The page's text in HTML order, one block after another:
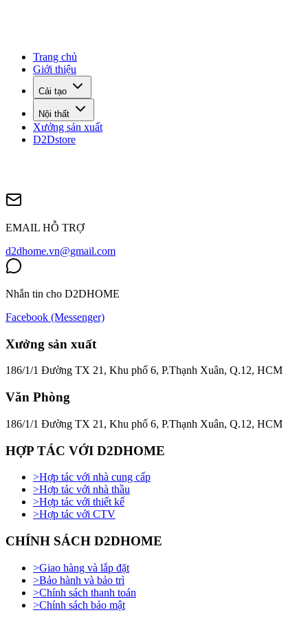
Trang chủ
Giới thiệu
Cải tạo
Nội thất
Xưởng sản xuất
D2Dstore
EMAIL HỖ TRỢ
d2dhome.vn@gmail.com
Nhắn tin cho D2DHOME
Facebook (Messenger)
Xưởng sản xuất
186/1/1 Đường TX 21, Khu phố 6, P.Thạnh Xuân, Q.12, HCM
Văn Phòng
186/1/1 Đường TX 21, Khu phố 6, P.Thạnh Xuân, Q.12, HCM
HỢP TÁC VỚI D2DHOME
>Hợp tác với nhà cung cấp
>Hợp tác với nhà thầu
>Hợp tác với thiết kế
>Hợp tác với CTV
CHÍNH SÁCH D2DHOME
>Giao hàng và lắp đặt
>Bảo hành và bảo trì
>Chính sách thanh toán
>Chính sách bảo mật